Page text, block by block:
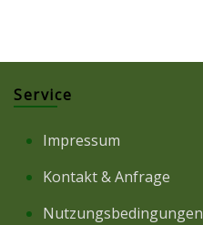
Service
Impressum
Kontakt & Anfrage
Nutzungsbedingungen